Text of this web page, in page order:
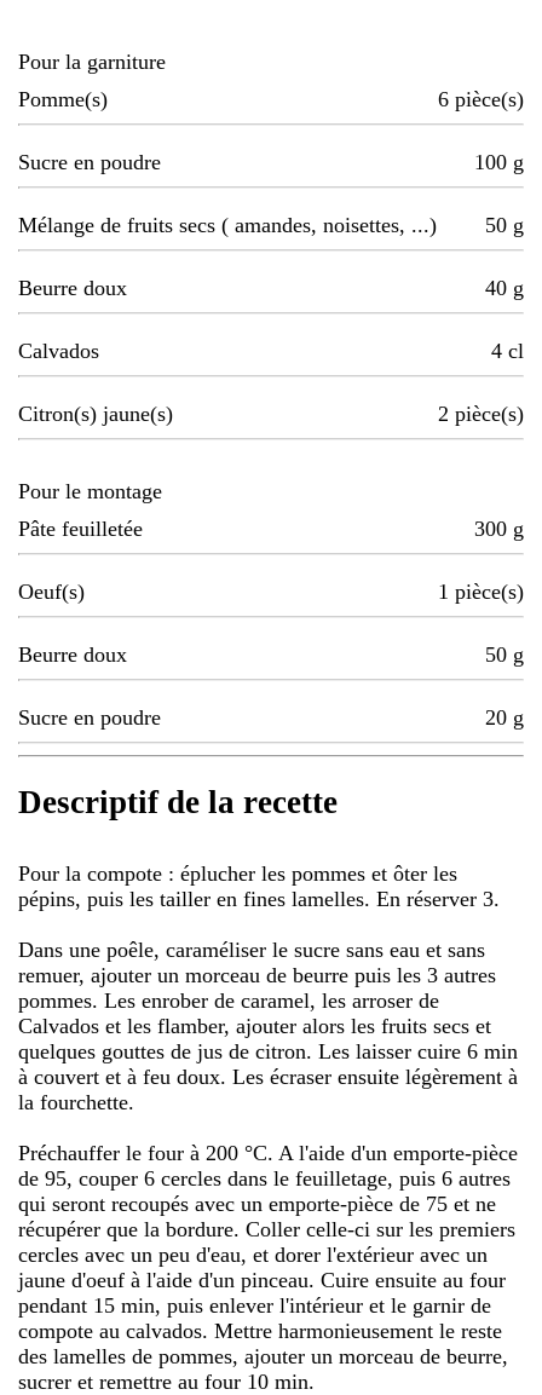
Pour la garniture
Pomme(s)
6 pièce(s)
Sucre en poudre 100 g
Mélange de fruits secs ( amandes, noisettes, ...) 50 g
Beurre doux 40 g
Calvados 4 cl
Citron(s) jaune(s) 2 pièce(s)
Pour le montage
Pâte feuilletée
300 g
Oeuf(s) 1 pièce(s)
Beurre doux 50 g
Sucre en poudre 20 g
Descriptif de la recette
Pour la compote : éplucher les pommes et ôter les
pépins, puis les tailler en fines lamelles. En réserver 3.
Dans une poêle, caraméliser le sucre sans eau et sans
remuer, ajouter un morceau de beurre puis les 3 autres
pommes. Les enrober de caramel, les arroser de
Calvados et les flamber, ajouter alors les fruits secs et
quelques gouttes de jus de citron. Les laisser cuire 6 min
à couvert et à feu doux. Les écraser ensuite légèrement à
la fourchette.
Préchauffer le four à 200 °C. A l'aide d'un emporte-pièce
de 95, couper 6 cercles dans le feuilletage, puis 6 autres
qui seront recoupés avec un emporte-pièce de 75 et ne
récupérer que la bordure. Coller celle-ci sur les premiers
cercles avec un peu d'eau, et dorer l'extérieur avec un
jaune d'oeuf à l'aide d'un pinceau. Cuire ensuite au four
pendant 15 min, puis enlever l'intérieur et le garnir de
compote au calvados. Mettre harmonieusement le reste
des lamelles de pommes, ajouter un morceau de beurre,
sucrer et remettre au four 10 min.